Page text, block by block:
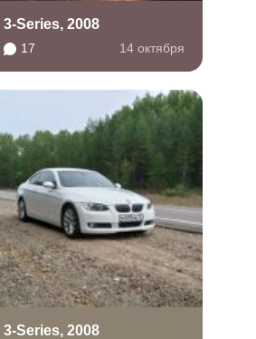
3-Series, 2008
17 14 октября
3-Series, 2008